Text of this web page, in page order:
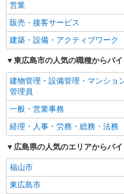
営業
販売・接客サービス
建築・設備・アクティブワーク
東広島市の人気の職種からバ
建物管理・設備管理・マンショ
管理員
一般・営業事務
経理・人事・労務・総務・法務
広島県の人気のエリアからバ
福山市
東広島市